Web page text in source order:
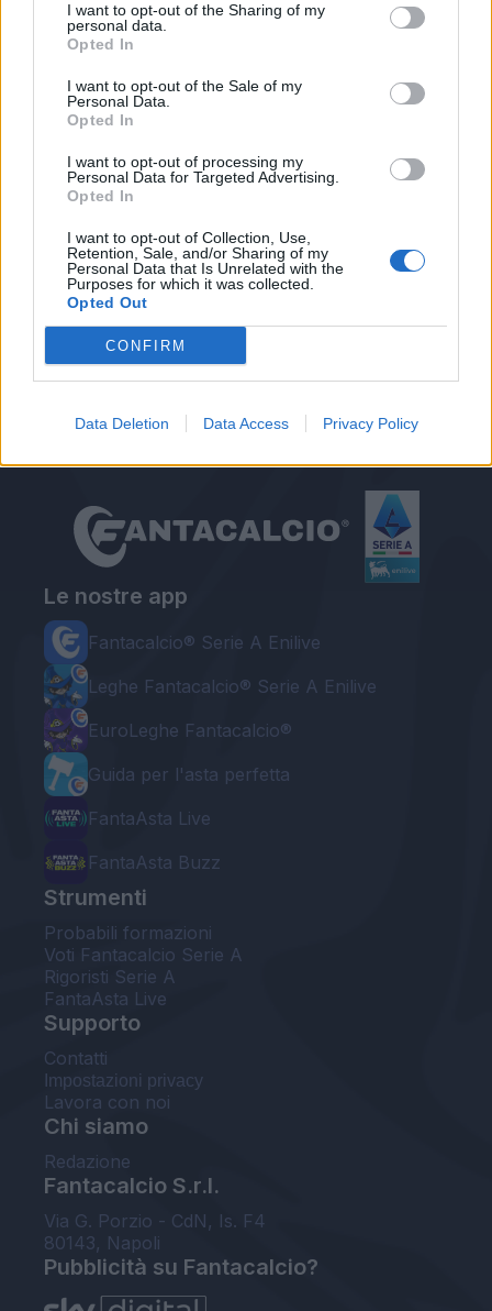
I want to opt-out of the Sharing of my
personal data.
Opted In
I want to opt-out of the Sale of my
Personal Data.
Opted In
I want to opt-out of processing my
Personal Data for Targeted Advertising.
Opted In
I want to opt-out of Collection, Use,
Retention, Sale, and/or Sharing of my
Personal Data that Is Unrelated with the
Purposes for which it was collected.
Opted Out
CONFIRM
Data Deletion Data Access Privacy Policy
Autore
Redazione Fantacalcio.it
Leggi anche...
Napoli, doppio colpo in entrata: ecco
Lindstrom e Gabri Veiga
Milan, un nuovo difensore per Pioli: ecco
Pellegrino
Atalanta, per Touré tempi lunghi: al rientro
potrebbe partire per la Coppa d'Africa
Le nostre app
Fantacalcio® Serie A Enilive
Leghe Fantacalcio® Serie A Enilive
EuroLeghe Fantacalcio®
Guida per l'asta perfetta
FantaAsta Live
FantaAsta Buzz
Strumenti
Probabili formazioni
Voti Fantacalcio Serie A
Rigoristi Serie A
FantaAsta Live
Supporto
Contatti
Impostazioni privacy
Lavora con noi
Chi siamo
Redazione
Fantacalcio S.r.l.
Via G. Porzio - CdN, Is. F4
80143, Napoli
Pubblicità su Fantacalcio?